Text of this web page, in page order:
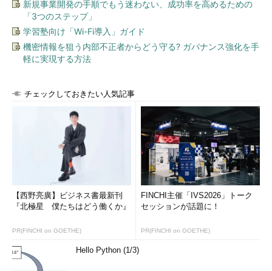
Windows UpdateはWinSxSフォルダーを更新します
Windows Updateは、例えばTelnet.exeに対する更新があった
とすると、System32フォルダーのTelnet.exeではなく、WinSxS
フォルダー内のTelnet.exeを更新し、ロールバックできるように
System32フォルダーのTelnet.exeに設定するのです。
Windows 8.1のTelnet.exeに対する更新はまだないので、
「Explorer.exe」で確認してみましょう。WinSxSフォルダーの中
を検索すると、ファイルサイズの異なる多数のExplorer.exeが見
つかりました（画面4
新規事業開発の手順でもう迷わない、成功率を高めるための
「3つのステップ」
学習塾向け「Wi-Fi導入」ガイド
機密情報を狙う内部不正者からどう守る? ガバナンス強化を手
軽に実現する方法
チェックしておきたい人気記事
【西野亮廣】ビジネス書最新刊
『北極星 僕たちはどう働くか』
PR(FINCHI on GOETHE)
FINCHI主催「IVS2026」トーク
セッションが話題に！
PR(FINCHI on GOETHE)
Hello Python (1/3)